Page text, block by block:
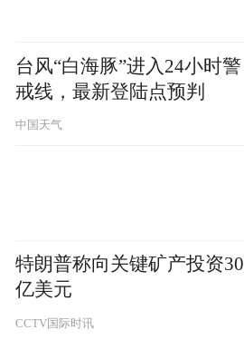
台风“白海豚”进入24小时警
戒线，最新登陆点预判
中国天气
特朗普称向关键矿产投资30
亿美元
CCTV国际时讯